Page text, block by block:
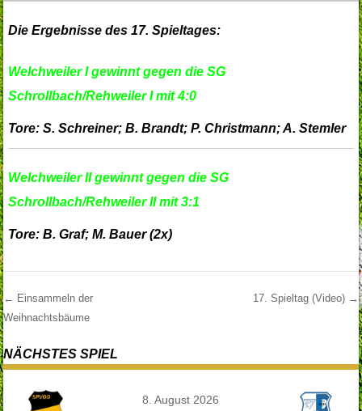
Die Ergebnisse des 17. Spieltages:
Welchweiler I gewinnt gegen die SG
Schrollbach/Rehweiler I mit 4:0
Tore: S. Schreiner; B. Brandt; P. Christmann; A. Stemler
Welchweiler II gewinnt gegendie SG
Schrollbach/Rehweiler IImit 3:1
Tore: B. Graf; M. Bauer (2x)
Post navigation
← Einsammeln der
Weihnachtsbäume
17. Spieltag (Video) →
NÄCHSTES SPIEL
8. August 2026